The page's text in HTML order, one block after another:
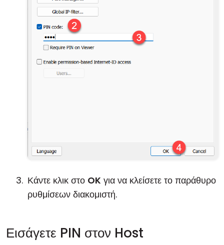
Κάντε κλικ στο OK για να κλείσετε το παράθυρο
ρυθμίσεων διακομιστή.
Εισάγετε PIN στον Host